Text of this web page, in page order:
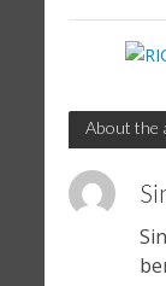
About the